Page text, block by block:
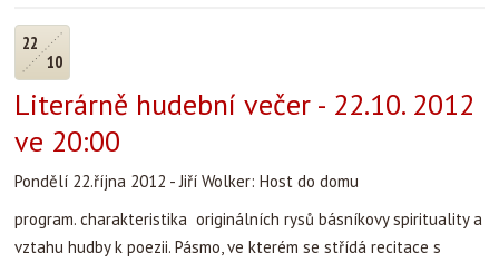
22
10
Literárně hudební večer - 22.10. 2012
ve 20:00
Pondělí 22.října 2012 - Jiří Wolker: Host do domu
program. charakteristika originálních rysů básníkovy spirituality a
vztahu hudby k poezii. Pásmo, ve kterém se střídá recitace s